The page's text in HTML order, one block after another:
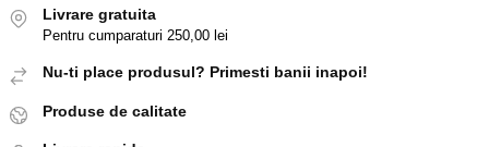
Livrare gratuita
Pentru cumparaturi 250,00 lei
Nu-ti place produsul? Primesti banii inapoi!
Produse de calitate